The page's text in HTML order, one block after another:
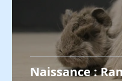
Naissance :